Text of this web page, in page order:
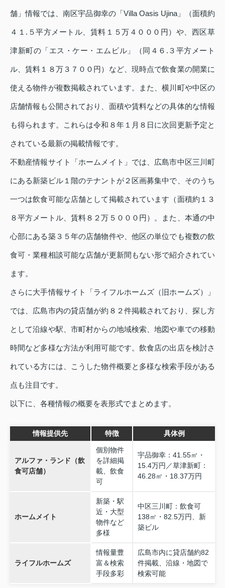
舗」情報では、南区宇品御幸の「Villa Oasis Ujina」（面積約
４１.５平方メートル、賃料１５万４０００円）や、西区草
津新町の「エス・ケー・エムビル」（同４６.３平方メート
ル、賃料１８万３７００円）など、現時点で飲食業の開業に
使える物件が複数掲載されています。また、横川町や中区の
店舗情報も公開されており、面積や賃料などの具体的な情報
も得られます。これらは令和８年１月８日に次回更新予定と
されている最新の掲載情報です。
不動産情報サイト「ホームメイト」では、広島市中区三川町
にある新築ビル１階のテナントが２区画募集中で、そのうち
一つは飲食可能な店舗として掲載されています（面積約１３
８平方メートル、賃料８２万５０００円）。また、本通の中
心部にある築３５年の店舗物件や、他区の単位でも複数の飲
食可・業種相談可能な店舗が更新間もない形で紹介されてい
ます。
さらに大手情報サイト「ライフルホームズ（旧ホームズ）」
では、広島市内の貸店舗が約８２件掲載されており、探し方
として沿線や駅、市町村からの地域検索、地図や車での移動
時間など多様な方法が利用可能です。飲食店の出店を検討さ
れている方には、こうした物件概要と多様な検索手段がある
点も注目です。
以下に、各種情報の概要を表形式でまとめます。
情報提供先 特徴 具体例
アルファ・ランド（飲
食可店舗）
個別物件
を詳細掲
載、飲食
可
宇品御幸：41.55㎡・
15.4万円／草津新町：
46.28㎡・18.37万円
ホームメイト
新築・駅
近・大型
物件など
多様
中区三川町：飲食可
138㎡・82.5万円、新
築ビル
ライフルホームズ
情報量豊
富＆検索
手段多彩
広島市内に貸店舗約82
件掲載、沿線・地図で
検索可能